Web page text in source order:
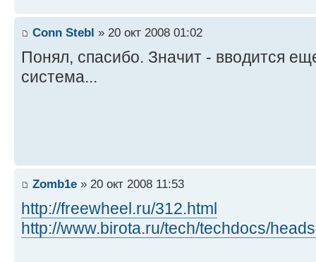
Conn Stebl » 20 окт 2008 01:02
Понял, спасибо. Значит - вводится
система...
Zomb1e » 20 окт 2008 11:53
http://freewheel.ru/312.html
http://www.birota.ru/tech/techdocs/